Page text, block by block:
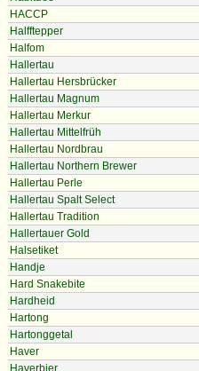
HACCP
Halfftepper
Halfom
Hallertau
Hallertau Hersbrücker
Hallertau Magnum
Hallertau Merkur
Hallertau Mittelfrüh
Hallertau Nordbrau
Hallertau Northern Brewer
Hallertau Perle
Hallertau Spalt Select
Hallertau Tradition
Hallertauer Gold
Halsetiket
Handje
Hard Snakebite
Hardheid
Hartong
Hartonggetal
Haver
Haverbier